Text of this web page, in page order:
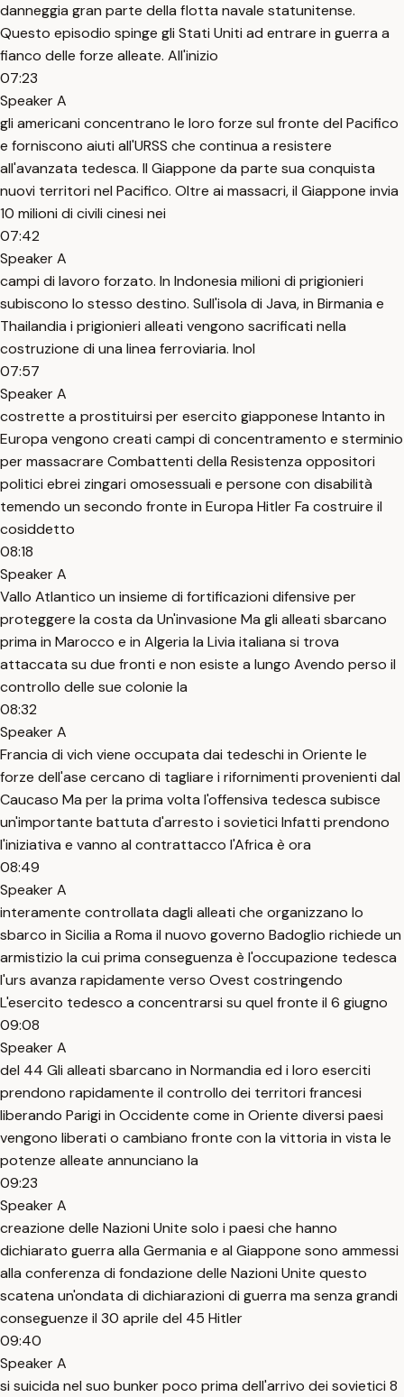
danneggia gran parte della flotta navale statunitense.
Questo episodio spinge gli Stati Uniti ad entrare in guerra a
fianco delle forze alleate. All'inizio
07:23
Speaker A
gli americani concentrano le loro forze sul fronte del Pacifico
e forniscono aiuti all'URSS che continua a resistere
all'avanzata tedesca. Il Giappone da parte sua conquista
nuovi territori nel Pacifico. Oltre ai massacri, il Giappone invia
10 milioni di civili cinesi nei
07:42
Speaker A
campi di lavoro forzato. In Indonesia milioni di prigionieri
subiscono lo stesso destino. Sull'isola di Java, in Birmania e
Thailandia i prigionieri alleati vengono sacrificati nella
costruzione di una linea ferroviaria. Inol
07:57
Speaker A
costrette a prostituirsi per esercito giapponese Intanto in
Europa vengono creati campi di concentramento e sterminio
per massacrare Combattenti della Resistenza oppositori
politici ebrei zingari omosessuali e persone con disabilità
temendo un secondo fronte in Europa Hitler Fa costruire il
cosiddetto
08:18
Speaker A
Vallo Atlantico un insieme di fortificazioni difensive per
proteggere la costa da Un'invasione Ma gli alleati sbarcano
prima in Marocco e in Algeria la Livia italiana si trova
attaccata su due fronti e non esiste a lungo Avendo perso il
controllo delle sue colonie la
08:32
Speaker A
Francia di vich viene occupata dai tedeschi in Oriente le
forze dell'ase cercano di tagliare i rifornimenti provenienti dal
Caucaso Ma per la prima volta l'offensiva tedesca subisce
un'importante battuta d'arresto i sovietici Infatti prendono
l'iniziativa e vanno al contrattacco l'Africa è ora
08:49
Speaker A
interamente controllata dagli alleati che organizzano lo
sbarco in Sicilia a Roma il nuovo governo Badoglio richiede un
armistizio la cui prima conseguenza è l'occupazione tedesca
l'urs avanza rapidamente verso Ovest costringendo
L'esercito tedesco a concentrarsi su quel fronte il 6 giugno
09:08
Speaker A
del 44 Gli alleati sbarcano in Normandia ed i loro eserciti
prendono rapidamente il controllo dei territori francesi
liberando Parigi in Occidente come in Oriente diversi paesi
vengono liberati o cambiano fronte con la vittoria in vista le
potenze alleate annunciano la
09:23
Speaker A
creazione delle Nazioni Unite solo i paesi che hanno
dichiarato guerra alla Germania e al Giappone sono ammessi
alla conferenza di fondazione delle Nazioni Unite questo
scatena un'ondata di dichiarazioni di guerra ma senza grandi
conseguenze il 30 aprile del 45 Hitler
09:40
Speaker A
si suicida nel suo bunker poco prima dell'arrivo dei sovietici 8